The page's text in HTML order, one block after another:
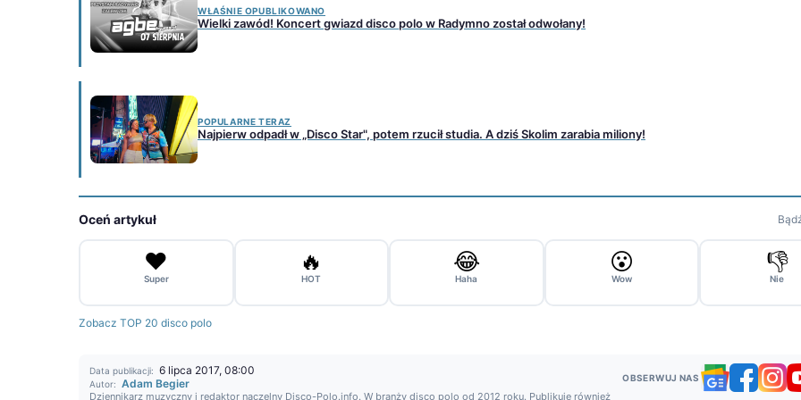
WŁAŚNIE OPUBLIKOWANO
Wielki zawód! Koncert gwiazd disco polo w Radymno został odwołany!
POPULARNE TERAZ
Najpierw odpadł w „Disco Star", potem rzucił studia. A dziś Skolim zarabia miliony!
Oceń artykuł
❤️
Super
🔥
HOT
😂
Haha
😮
Wow
👎
Nie
Zobacz TOP 20 disco polo
Data publikacji: 6 lipca 2017, 08:00
Autor: Adam Begier
Dziennikarz muzyczny i redaktor naczelny Disco-Polo.info. W branży disco polo od 2012 roku. Publikuje również
OBSERWUJ NAS